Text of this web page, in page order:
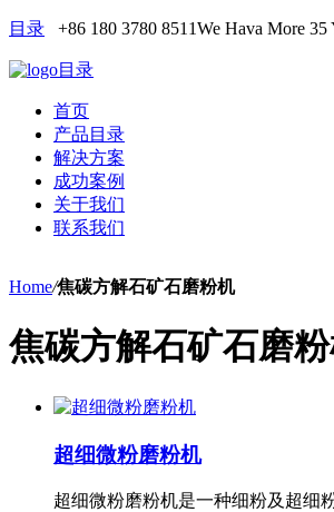
目录 +86 180 3780 8511We Hava More 35
目录
首页
产品目录
解决方案
成功案例
关于我们
联系我们
Home/焦碳方解石矿石磨粉机
焦碳方解石矿石磨
超细微粉磨粉机
超细微粉磨粉机是一种细粉及超细